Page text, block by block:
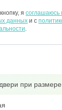
ясоглашаюсь
данных и с
.
при